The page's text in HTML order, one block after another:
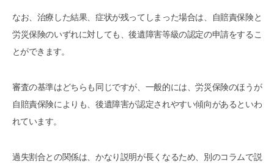
なお、治療した結果、症状が残ってしまった場合は、自賠責保険と
労災保険のいずれに対しても、後遺障害等級の認定の申請をするこ
とができます。
審査の基準はどちらも同じですが、一般的には、労災保険のほうが
自賠責保険によりも、後遺障害が認定されやすい傾向があるといわ
れています。
過失割合との関係は、かなり説明が長くなるため、別のコラムで説